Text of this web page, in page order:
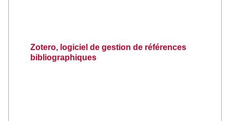
Zotero, logiciel de gestion de références
bibliographiques